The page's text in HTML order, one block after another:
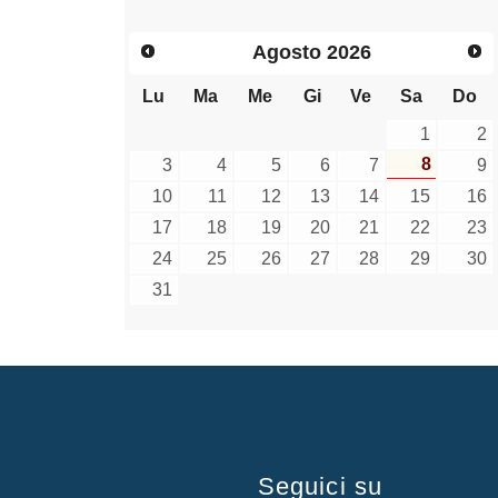
Agosto 2026
Lu Ma Me Gi Ve Sa Do
1
2
3
4 5 6 7 8
9
10
11 12 13 14 15
16
17
18 19 20 21 22
23
24
25 26 27 28 29
30
31
Seguici su